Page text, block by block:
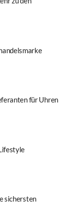
für Uhren
sichersten